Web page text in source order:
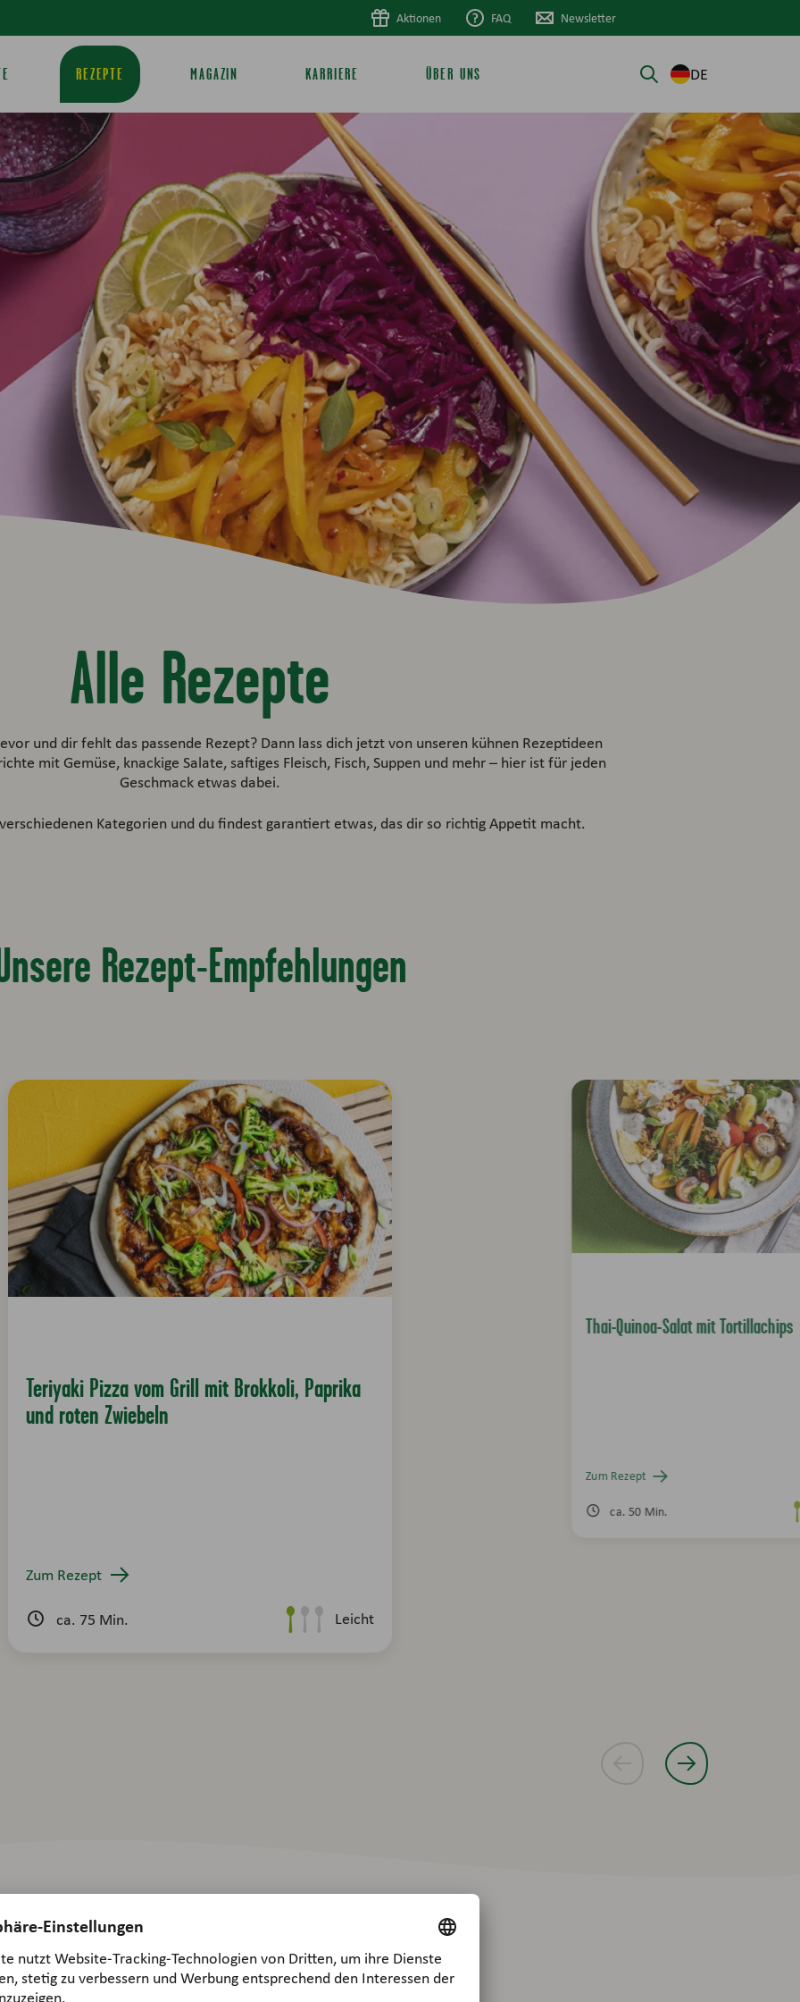
REZEPTE MAGAZIN KARRIERE ÜBER UNS DE
Aktionen FAQ Newsletter
Alle Rezepte
und dir fehlt das passende Rezept? Dann lass dich jetzt von unseren kühnen Rezeptideen
mit Gemüse, knackige Salate, saftiges Fleisch, Fisch, Suppen und mehr – hier ist für jeden
Geschmack etwas dabei.
Kategorien und du findest garantiert etwas, das dir so richtig Appetit macht.
Rezept-Empfehlungen
Teriyaki Pizza vom Grill mit Brokkoli, Paprika
und roten Zwiebeln
Zum Rezept
ca. 75 Min. Leicht
Thai-Quinoa-Salat mit Tortillachips
Zum Rezept
ca. 50 Min.
unsere Rezepte